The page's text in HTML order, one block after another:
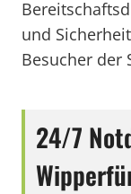
und
Besucher der
24/7